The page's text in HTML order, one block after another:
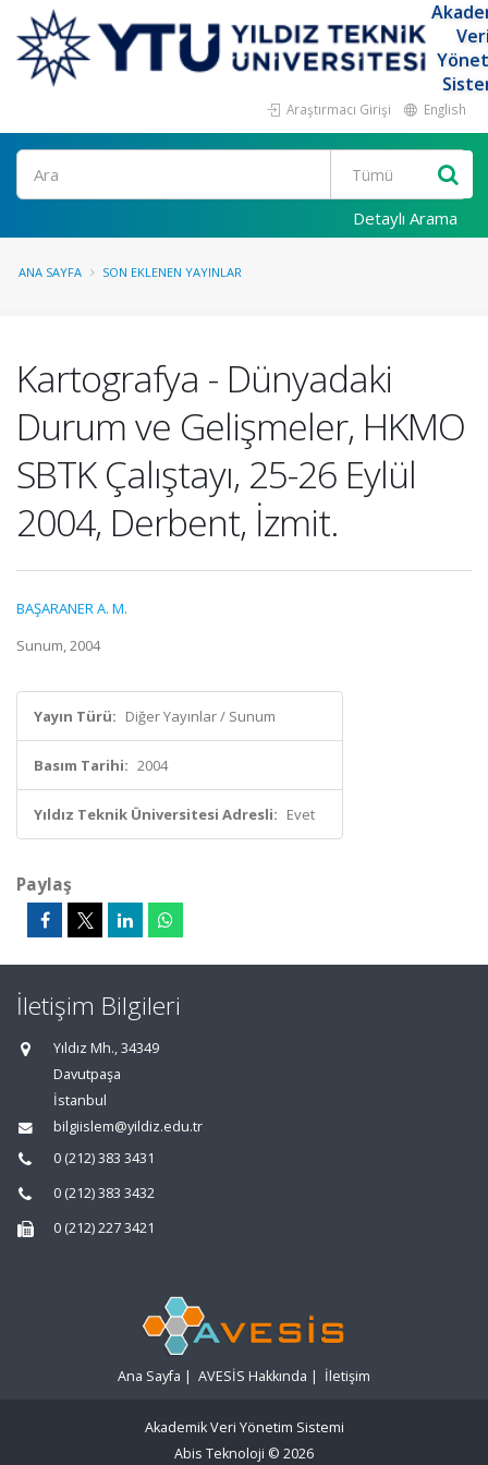
Araştırmacı Girişi English
Ara
Detaylı Arama
ANA SAYFA SON EKLENEN YAYINLAR
Kartografya - Dünyadaki
Durum ve Gelişmeler, HKMO
SBTK Çalıştayı, 25-26 Eylül
2004, Derbent, İzmit.
BAŞARANER A. M.
Sunum, 2004
Yayın Türü: Diğer Yayınlar / Sunum
Basım Tarihi: 2004
Yıldız Teknik Üniversitesi Adresli: Evet
Paylaş
İletişim Bilgileri
Yıldız Mh., 34349
Davutpaşa
İstanbul
bilgiislem@yildiz.edu.tr
0 (212) 383 3431
0 (212) 383 3432
0 (212) 227 3421
Ana Sayfa | AVESİS Hakkında | İletişim
Akademik Veri Yönetim Sistemi
Abis Teknoloji © 2026